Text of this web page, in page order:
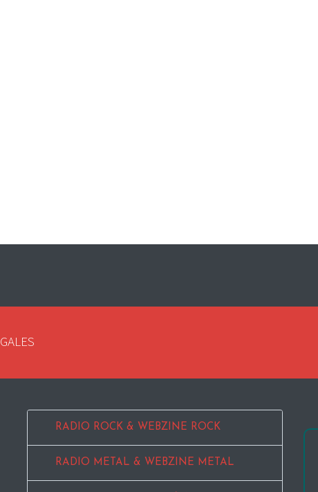
RADIO ROCK & WEBZINE ROCK
RADIO METAL & WEBZINE METAL